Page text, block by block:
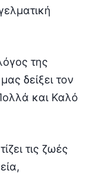
της
δείξει τον
και Καλό
τις ζωές